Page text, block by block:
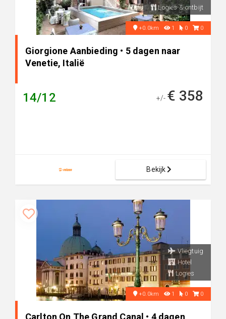
Logies & ontbijt
+0.0km 1 0 0
Giorgione Aanbieding • 5 dagen naar
Venetie, Italië
14/12 +/- € 358
Bekijk
Vliegtuig
Hotel
Logies
+0.0km 1 0 0
Carlton On The Grand Canal • 4 dagen